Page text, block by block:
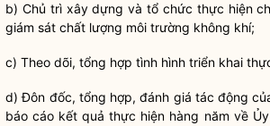
b) Chủ trì xây dựng và tổ chức thực hiện
giám sát chất lượng môi trường không khí;
c) Theo dõi, tổng hợp tình hình triển khai
d) Đôn đốc, tổng hợp, đánh giá tác động
báo cáo kết quả thực hiện hàng năm về